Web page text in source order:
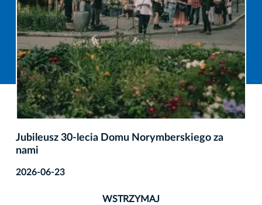
Jubileusz 30-lecia Domu Norymberskiego za
nami
2026-06-23
WSTRZYMAJ